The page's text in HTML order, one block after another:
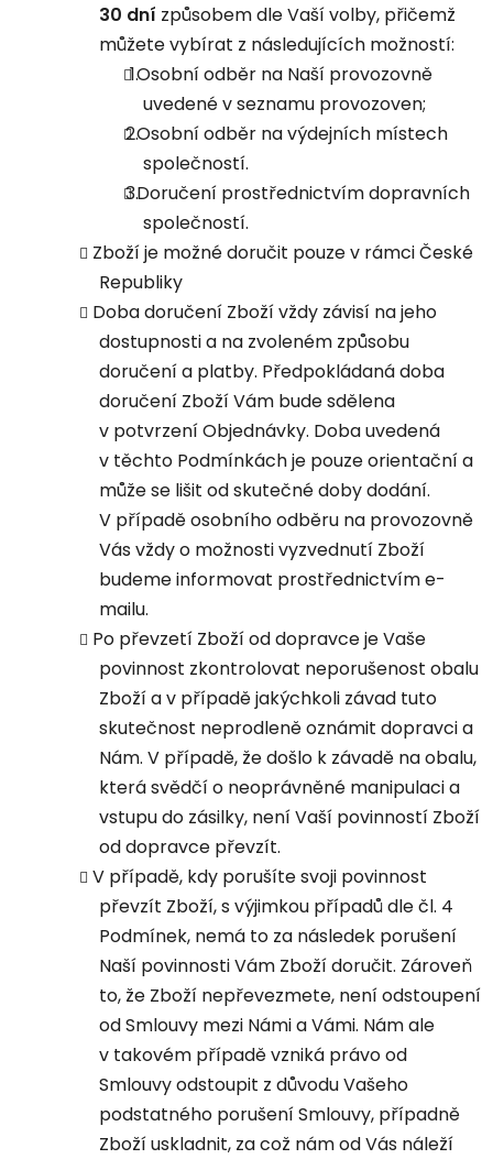
30 dní způsobem dle Vaší volby, přičemž
můžete vybírat z následujících možností:
Osobní odběr na Naší provozovně
uvedené v seznamu provozoven;
Osobní odběr na výdejních místech
společností.
Doručení prostřednictvím dopravních
společností.
Zboží je možné doručit pouze v rámci České
Republiky
Doba doručení Zboží vždy závisí na jeho
dostupnosti a na zvoleném způsobu
doručení a platby. Předpokládaná doba
doručení Zboží Vám bude sdělena
v potvrzení Objednávky. Doba uvedená
v těchto Podmínkách je pouze orientační a
může se lišit od skutečné doby dodání.
V případě osobního odběru na provozovně
Vás vždy o možnosti vyzvednutí Zboží
budeme informovat prostřednictvím e-
mailu.
Po převzetí Zboží od dopravce je Vaše
povinnost zkontrolovat neporušenost obalu
Zboží a v případě jakýchkoli závad tuto
skutečnost neprodleně oznámit dopravci a
Nám. V případě, že došlo k závadě na obalu,
která svědčí o neoprávněné manipulaci a
vstupu do zásilky, není Vaší povinností Zboží
od dopravce převzít.
V případě, kdy porušíte svoji povinnost
převzít Zboží, s výjimkou případů dle čl. 4
Podmínek, nemá to za následek porušení
Naší povinnosti Vám Zboží doručit. Zároveň
to, že Zboží nepřevezmete, není odstoupení
od Smlouvy mezi Námi a Vámi. Nám ale
v takovém případě vzniká právo od
Smlouvy odstoupit z důvodu Vašeho
podstatného porušení Smlouvy, případně
Zboží uskladnit, za což nám od Vás náleží